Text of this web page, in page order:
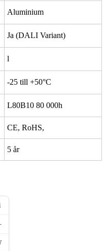
Aluminium
Ja (DALI Variant)
l
-25 till +50°C
L80B10 80 000h
CE, RoHS,
5 år